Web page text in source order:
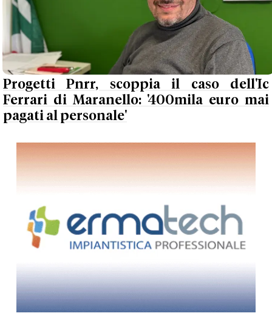
Progetti Pnrr, scoppia il caso dell'Ic
Ferrari di Maranello: '400mila euro mai
pagati al personale'